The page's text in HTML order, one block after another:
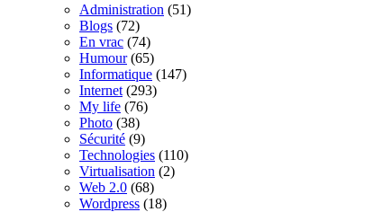
Administration (51)
Blogs (72)
En vrac (74)
Humour(65)
Informatique (147)
Internet (293)
My life (76)
Photo (38)
Sécurité (9)
Technologies (110)
Virtualisation (2)
Web 2.0 (68)
Wordpress (18)